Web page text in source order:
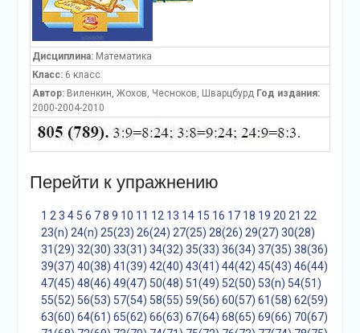
Дисциплина:Математика
Класс:6 класс
Автор:Виленкин, Жохов, Чесноков, Шварцбурд Год издания:
2000-2004-2010
Перейти к упражнению
1 2 3 4 5 6 7 8 9 10 11 12 13 14 15 16 17 18 19 20 21 22
23(n) 24(n) 25(23) 26(24) 27(25) 28(26) 29(27) 30(28)
31(29) 32(30) 33(31) 34(32) 35(33) 36(34) 37(35) 38(36)
39(37) 40(38) 41(39) 42(40) 43(41) 44(42) 45(43) 46(44)
47(45) 48(46) 49(47) 50(48) 51(49) 52(50) 53(n) 54(51)
55(52) 56(53) 57(54) 58(55) 59(56) 60(57) 61(58) 62(59)
63(60) 64(61) 65(62) 66(63) 67(64) 68(65) 69(66) 70(67)